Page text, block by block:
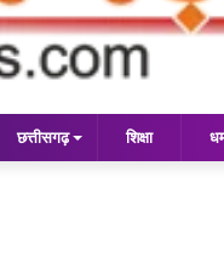
छत्तीसगढ़ शिक्षा